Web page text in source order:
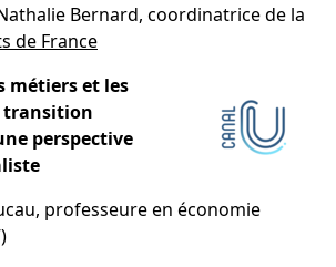
Bernard, coordinatrice de la
de France
métiers et les
transition
perspective
professeure en économie